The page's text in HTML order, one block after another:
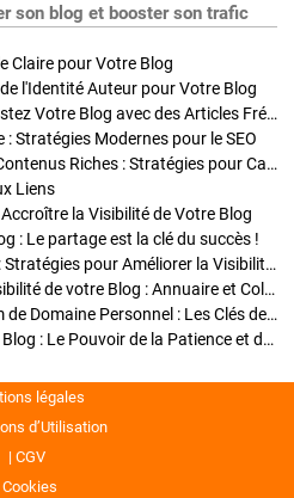
son blog et booster son trafic
Claire pour Votre Blog
l'Identité Auteur pour Votre Blog
Stratégies de Publication : Boostez Votre Blog avec des Articles Fréquents et Exclusifs
: Stratégies Modernes pour le SEO
Enrichir Vos Articles avec des Contenus Riches : Stratégies pour Captiver et Optimiser
Liens
la Visibilité de Votre Blog
: Le partage est la clé du succès !
Optimisation SEO des Articles : Stratégies pour Améliorer la Visibilité de Votre Blog
Stratégies pour améliorer la visibilité de votre Blog : Annuaire et Collaborations
Pourquoi Investir dans un Nom de Domaine Personnel : Les Clés de la Réussite de Votre Blog
Comment Faire Émerger Votre Blog : Le Pouvoir de la Patience et de la Persévérance
légales
d’Utilisation
CGV
Cookies